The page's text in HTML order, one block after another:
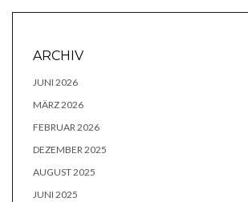
ARCHIV
JUNI 2026
MÄRZ 2026
FEBRUAR 2026
DEZEMBER 2025
AUGUST 2025
JUNI 2025